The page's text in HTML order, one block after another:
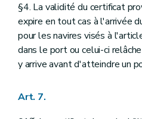
§4. La validité du certificat
expire en tout cas à l'arrivée
pour les navires visés à
dans le port ou celui-ci
y arrive avant d'atteindre un
Art. 7.